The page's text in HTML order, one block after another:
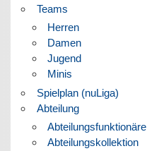
Teams
Herren
Damen
Jugend
Minis
Spielplan (nuLiga)
Abteilung
Abteilungsfunktionäre
Abteilungskollektion